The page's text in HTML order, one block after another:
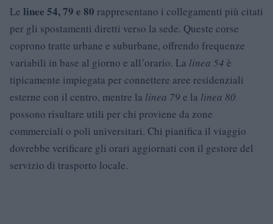
Le linee 54, 79 e 80 rappresentano i collegamenti più citati
per gli spostamenti diretti verso la sede. Queste corse
coprono tratte urbane e suburbane, offrendo frequenze
variabili in base al giorno e all’orario. La linea 54 è
tipicamente impiegata per connettere aree residenziali
esterne con il centro, mentre la linea 79 e la linea 80
possono risultare utili per chi proviene da zone
commerciali o poli universitari. Chi pianifica il viaggio
dovrebbe verificare gli orari aggiornati con il gestore del
servizio di trasporto locale.